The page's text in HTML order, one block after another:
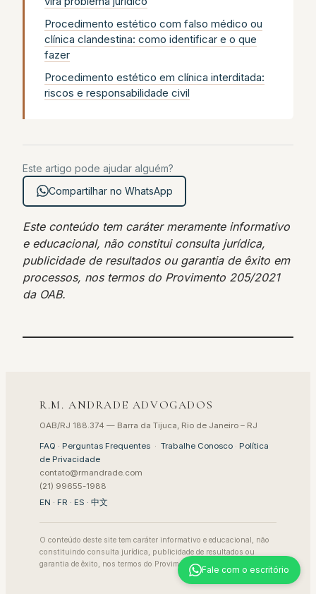
Procedimento estético com falso médico ou
clínica clandestina: como identificar e o que
fazer
Procedimento estético em clínica interditada:
riscos e responsabilidade civil
Este artigo pode ajudar alguém?
Compartilhar no WhatsApp
Este conteúdo tem caráter meramente informativo
e educacional, não constitui consulta jurídica,
publicidade de resultados ou garantia de êxito em
processos, nos termos do Provimento 205/2021
da OAB.
R.M. ANDRADE ADVOGADOS
OAB/RJ 188.374 — Barra da Tijuca, Rio de Janeiro – RJ
FAQ · Perguntas Frequentes · Trabalhe Conosco · Política
de Privacidade
contato@rmandrade.com
(21) 99655-1988
EN · FR · ES · 中文
O conteúdo deste site tem caráter informativo e educacional, não
constituindo consulta jurídica, publicidade de resultados ou
garantia de êxito, nos termos do Provimento 205/2021 da OAB.
Fale com o escritório